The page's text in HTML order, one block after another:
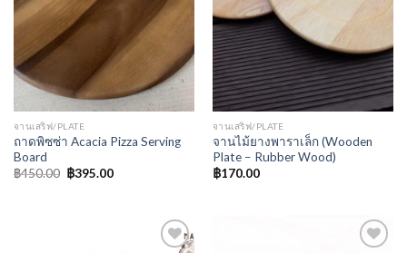
จานเสริฟ/PLATE
ถาดพิซซ่า Acacia Pizza Serving
Board
฿450.00 ฿395.00
จานเสริฟ/PLATE
จานไม้ยางพาราเล็ก (Wooden
Plate – Rubber Wood)
฿170.00